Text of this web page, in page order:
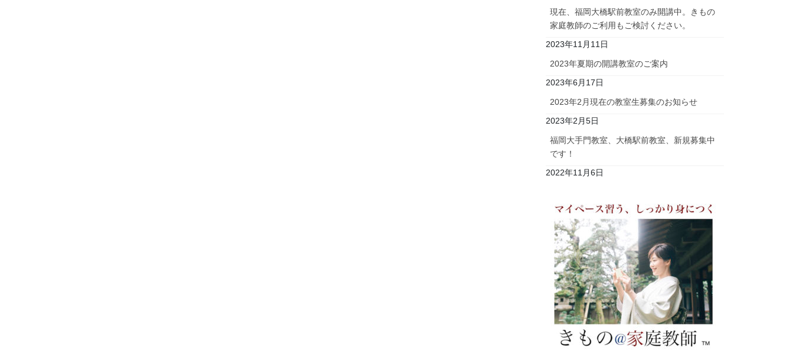
現在、福岡大橋駅前教室のみ開講中。きもの
家庭教師のご利用もご検討ください。
2023年11月11日
2023年夏期の開講教室のご案内
2023年6月17日
2023年2月現在の教室生募集のお知らせ
2023年2月5日
福岡大手門教室、大橋駅前教室、新規募集中
です！
2022年11月6日